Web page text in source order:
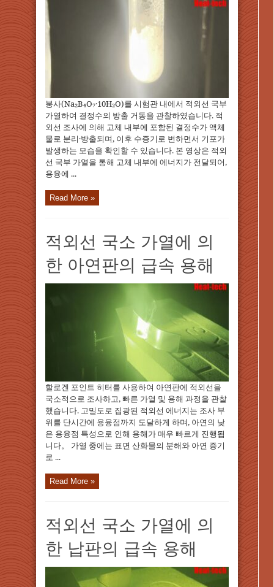
붕사(Na₂B₄O₇·10H₂O)를 시험관 내에서 적외선 국부
가열하여 결정수의 방출 거동을 관찰하였습니다. 적
외선 조사에 의해 고체 내부에 포함된 결정수가 액체
물로 분리·방출되며, 이후 수증기로 변하면서 기포가
발생하는 모습을 확인할 수 있습니다. 본 영상은 적외
선 국부 가열을 통해 고체 내부에 에너지가 전달되어,
용융에 ...
Read More »
적외선 국소 가열에 의
한 아연판의 급속 용해
할로겐 포인트 히터를 사용하여 아연판에 적외선을
국소적으로 조사하고, 빠른 가열 및 용해 과정을 관찰
했습니다. 고밀도로 집광된 적외선 에너지는 조사 부
위를 단시간에 용융점까지 도달하게 하며, 아연의 낮
은 용융점 특성으로 인해 용해가 매우 빠르게 진행됩
니다。 가열 중에는 표면 산화물의 분해와 아연 증기
로 ...
Read More »
적외선 국소 가열에 의
한 납판의 급속 용해